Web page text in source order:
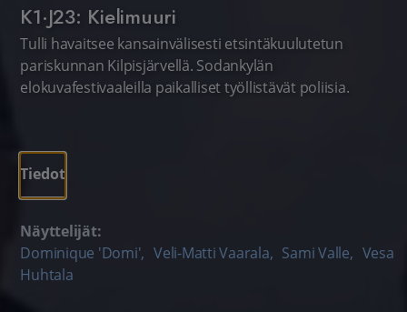
K1·J23: Kielimuuri
Tulli havaitsee kansainvälisesti etsintäkuulutetun
pariskunnan Kilpisjärvellä. Sodankylän
elokuvafestivaaleilla paikalliset työllistävät poliisia.
Tiedot
Näyttelijät:
Dominique 'Domi', Veli-Matti Vaarala, Sami Valle, Vesa
Huhtala